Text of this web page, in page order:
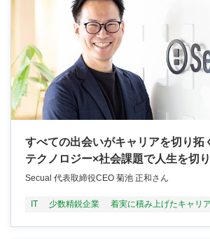
すべての出会いがキャリアを切り拓
テクノロジー×社会課題で人生を切
Secual 代表取締役CEO 菊池 正和さん
IT 少数精鋭企業 着実に積み上げたキャリア